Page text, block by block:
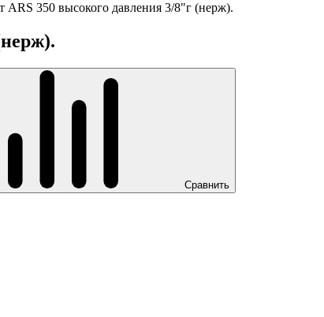
ARS 350 высокого давления 3/8"г (нерж).
Сравнить